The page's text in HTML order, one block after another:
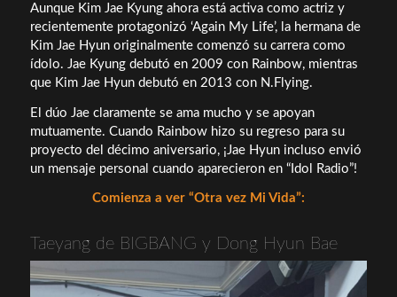
Aunque Kim Jae Kyung ahora está activa como actriz y
recientemente protagonizó ‘Again My Life’, la hermana de
Kim Jae Hyun originalmente comenzó su carrera como
ídolo. Jae Kyung debutó en 2009 con Rainbow, mientras
que Kim Jae Hyun debutó en 2013 con N.Flying.
El dúo Jae claramente se ama mucho y se apoyan
mutuamente. Cuando Rainbow hizo su regreso para su
proyecto del décimo aniversario, ¡Jae Hyun incluso envió
un mensaje personal cuando aparecieron en “Idol Radio”!
Comienza a ver “Otra vez Mi Vida”:
Taeyang de BIGBANG y Dong Hyun Bae